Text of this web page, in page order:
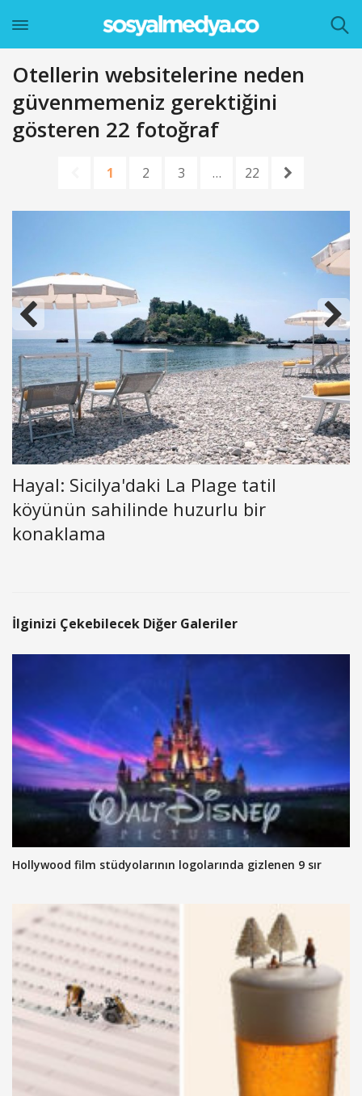
Otellerin websitelerine neden
güvenmemeniz gerektiğini
gösteren 22 fotoğraf
1 2 3 … 22
Hayal: Sicilya'daki La Plage tatil
köyünün sahilinde huzurlu bir
konaklama
İlginizi Çekebilecek Diğer Galeriler
Hollywood film stüdyolarının logolarında gizlenen 9 sır